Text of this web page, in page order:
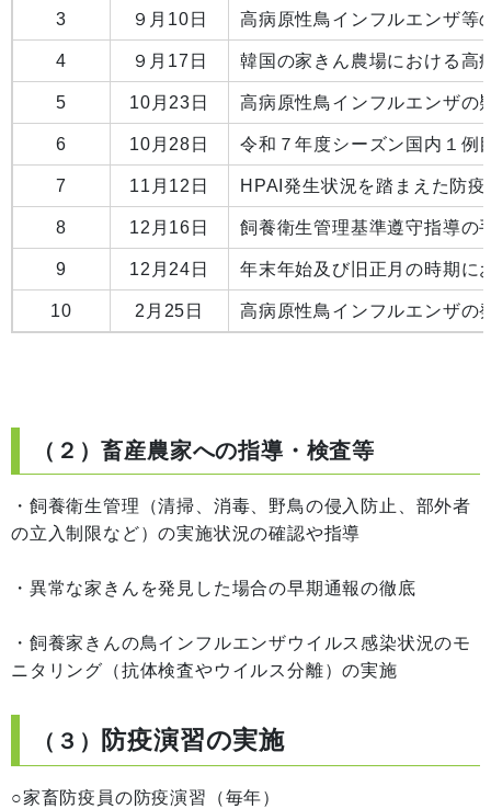
3 ９月10日 高病原性鳥インフルエンザ等
4 ９月17日 韓国の家きん農場における高
5 10月23日 高病原性鳥インフルエンザの
6 10月28日 令和７年度シーズン国内１例
7 11月12日 HPAI発生状況を踏まえた防
8 12月16日 飼養衛生管理基準遵守指導の
9 12月24日 年末年始及び旧正月の時期に
10 2月25日 高病原性鳥インフルエンザの
（２）畜産農家への指導・検査等
・飼養衛生管理（清掃、消毒、野鳥の侵入防止、部外者
の立入制限など）の実施状況の確認や指導
・異常な家きんを発見した場合の早期通報の徹底
・飼養家きんの鳥インフルエンザウイルス感染状況のモ
ニタリング（抗体検査やウイルス分離）の実施
（３） 防疫演習の実施
○家畜防疫員の防疫演習（毎年）